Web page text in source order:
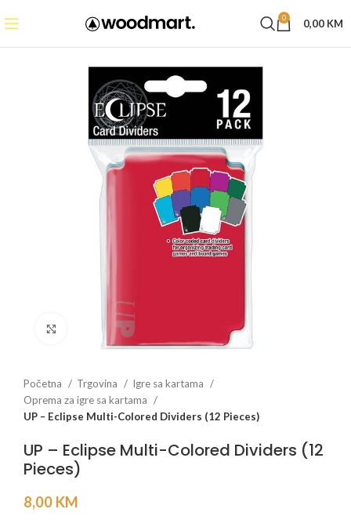
0 0,00 KM
Click to enlarge
Početna Trgovina
Igre sa kartama
Oprema za igre sa kartama
UP – Eclipse Multi-Colored Dividers (12 Pieces)
UP – Eclipse Multi-Colored Dividers (12
Pieces)
8,00 KM